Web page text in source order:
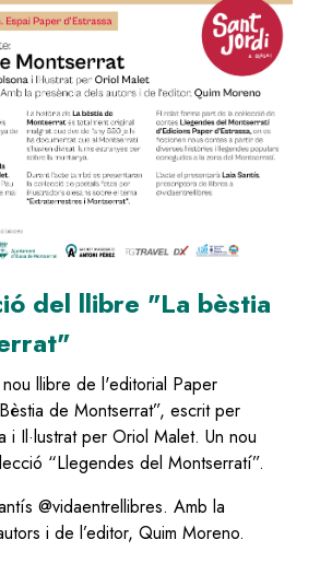
del llibre "La bèstia
llibre de l'editorial Paper
de Montserrat”, escrit per
i Il·lustrat per Oriol Malet. Un nou
“Llegendes del Montserratí”.
@vidaentrellibres. Amb la
i de l’editor, Quim Moreno.